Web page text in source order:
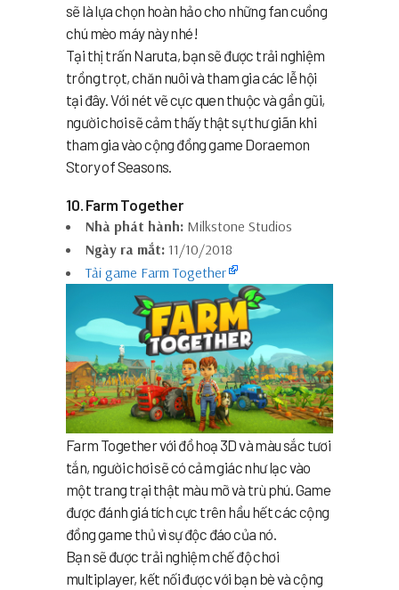
sẽ là lựa chọn hoàn hảo cho những fan cuồng
chú mèo máy này nhé!
Tại thị trấn Naruta, bạn sẽ được trải nghiệm
trồng trọt, chăn nuôi và tham gia các lễ hội
tại đây. Với nét vẽ cực quen thuộc và gần gũi,
người chơi sẽ cảm thấy thật sự thư giãn khi
tham gia vào cộng đồng game Doraemon
Story of Seasons.
10. Farm Together
Nhà phát hành: Milkstone Studios
Ngày ra mắt: 11/10/2018
Tải game Farm Together
Farm Together với đồ hoạ 3D và màu sắc tươi
tắn, người chơi sẽ có cảm giác như lạc vào
một trang trại thật màu mỡ và trù phú. Game
được đánh giá tích cực trên hầu hết các cộng
đồng game thủ vì sự độc đáo của nó.
Bạn sẽ được trải nghiệm chế độ chơi
multiplayer, kết nối được với bạn bè và cộng